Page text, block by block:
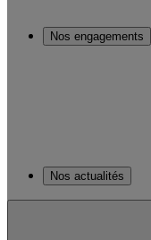
Nos engagements
Nos actualités